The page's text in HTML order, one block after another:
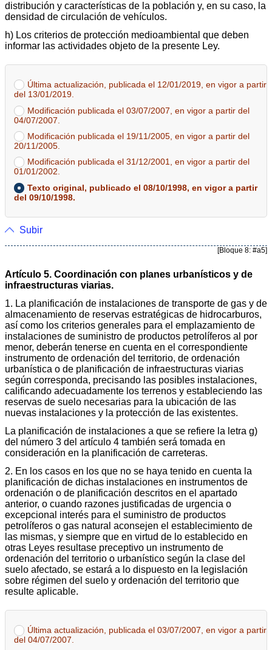
distribución y características de la población y, en su caso, la
densidad de circulación de vehículos.
h) Los criterios de protección medioambiental que deben
informar las actividades objeto de la presente Ley.
Última actualización, publicada el 12/01/2019, en vigor a partir
del 13/01/2019.
Modificación publicada el 03/07/2007, en vigor a partir del
04/07/2007.
Modificación publicada el 19/11/2005, en vigor a partir del
20/11/2005.
Modificación publicada el 31/12/2001, en vigor a partir del
01/01/2002.
Texto original, publicado el 08/10/1998, en vigor a partir
del 09/10/1998.
Subir
[Bloque 8: #a5]
Artículo 5. Coordinación con planes urbanísticos y de
infraestructuras viarias.
1. La planificación de instalaciones de transporte de gas y de
almacenamiento de reservas estratégicas de hidrocarburos,
así como los criterios generales para el emplazamiento de
instalaciones de suministro de productos petrolíferos al por
menor, deberán tenerse en cuenta en el correspondiente
instrumento de ordenación del territorio, de ordenación
urbanística o de planificación de infraestructuras viarias
según corresponda, precisando las posibles instalaciones,
calificando adecuadamente los terrenos y estableciendo las
reservas de suelo necesarias para la ubicación de las
nuevas instalaciones y la protección de las existentes.
La planificación de instalaciones a que se refiere la letra g)
del número 3 del artículo 4 también será tomada en
consideración en la planificación de carreteras.
2. En los casos en los que no se haya tenido en cuenta la
planificación de dichas instalaciones en instrumentos de
ordenación o de planificación descritos en el apartado
anterior, o cuando razones justificadas de urgencia o
excepcional interés para el suministro de productos
petrolíferos o gas natural aconsejen el establecimiento de
las mismas, y siempre que en virtud de lo establecido en
otras Leyes resultase preceptivo un instrumento de
ordenación del territorio o urbanístico según la clase del
suelo afectado, se estará a lo dispuesto en la legislación
sobre régimen del suelo y ordenación del territorio que
resulte aplicable.
Última actualización, publicada el 03/07/2007, en vigor a partir
del 04/07/2007.